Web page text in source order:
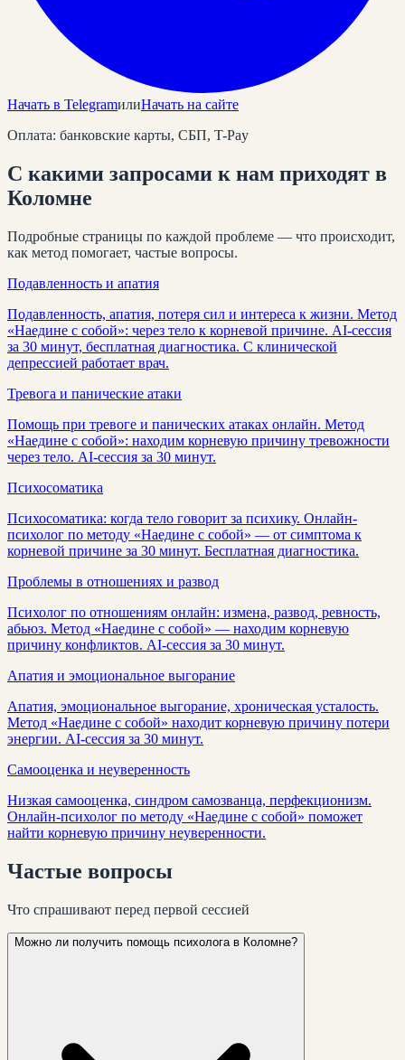
Начать в TelegramилиНачать на сайте
Оплата: банковские карты, СБП, T-Pay
С какими запросами к нам приходят в
Коломне
Подробные страницы по каждой проблеме — что происходит,
как метод помогает, частые вопросы.
Подавленность и апатия
Подавленность, апатия, потеря сил и интереса к жизни. Метод
«Наедине с собой»: через тело к корневой причине. AI-сессия
за 30 минут, бесплатная диагностика. С клинической
депрессией работает врач.
Тревога и панические атаки
Помощь при тревоге и панических атаках онлайн. Метод
«Наедине с собой»: находим корневую причину тревожности
через тело. AI-сессия за 30 минут.
Психосоматика
Психосоматика: когда тело говорит за психику. Онлайн-
психолог по методу «Наедине с собой» — от симптома к
корневой причине за 30 минут. Бесплатная диагностика.
Проблемы в отношениях и развод
Психолог по отношениям онлайн: измена, развод, ревность,
абьюз. Метод «Наедине с собой» — находим корневую
причину конфликтов. AI-сессия за 30 минут.
Апатия и эмоциональное выгорание
Апатия, эмоциональное выгорание, хроническая усталость.
Метод «Наедине с собой» находит корневую причину потери
энергии. AI-сессия за 30 минут.
Самооценка и неуверенность
Низкая самооценка, синдром самозванца, перфекционизм.
Онлайн-психолог по методу «Наедине с собой» поможет
найти корневую причину неуверенности.
Частые вопросы
Что спрашивают перед первой сессией
Можно ли получить помощь психолога в Коломне?